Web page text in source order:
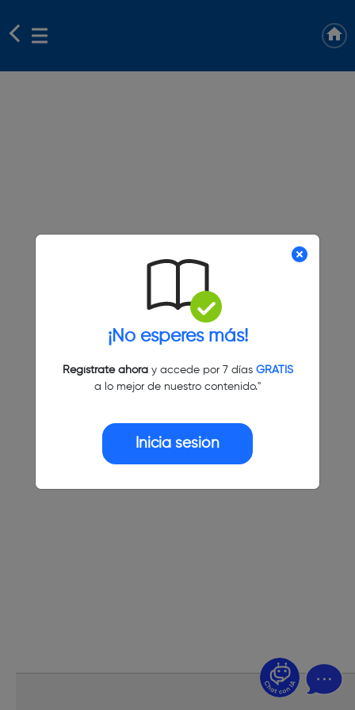
¡No esperes más!
Regístrate ahoray accede por 7 días GRATIS
a lo mejor de nuestro contenido."
Inicia sesión